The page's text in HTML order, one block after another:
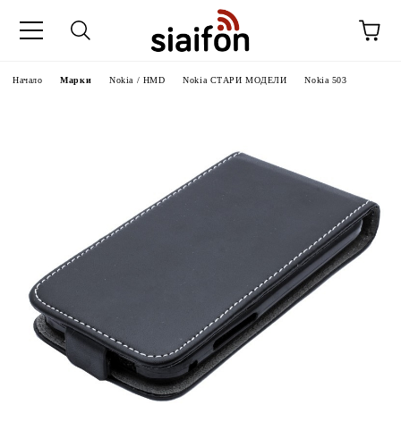
Начало Марки Nokia / HMD Nokia СТАРИ МОДЕЛИ Nokia 503